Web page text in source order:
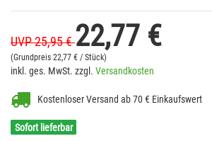
UVP 25,95 €22,77 €
(Grundpreis 22,77 € / Stück)
inkl. ges. MwSt. zzgl. Versandkosten
Kostenloser Versand ab 70 € Einkaufswert
Sofort lieferbar